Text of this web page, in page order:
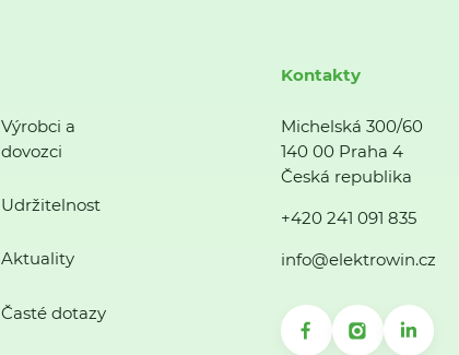
Výrobci a
dovozci
Udržitelnost
Aktuality
Časté dotazy
Kontakty
Michelská 300/60
140 00 Praha 4
Česká republika
+420 241 091 835
info@elektrowin.cz